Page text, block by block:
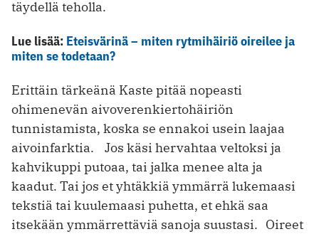
täydellä teholla.
Lue lisää: Eteisvärinä – miten rytmihäiriö oireilee ja
miten se todetaan?
Erittäin tärkeänä Kaste pitää nopeasti
ohimenevän aivoverenkiertohäiriön
tunnistamista, koska se ennakoi usein laajaa
aivoinfarktia. Jos käsi hervahtaa veltoksi ja
kahvikuppi putoaa, tai jalka menee alta ja
kaadut. Tai jos et yhtäkkiä ymmärrä lukemaasi
tekstiä tai kuulemaasi puhetta, et ehkä saa
itsekään ymmärrettäviä sanoja suustasi. Oireet